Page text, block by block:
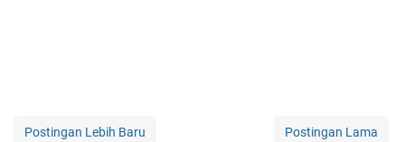
Postingan Lebih Baru Postingan Lama